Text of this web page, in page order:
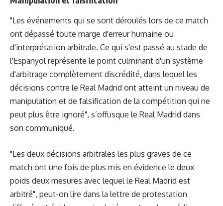
"Les événements qui se sont déroulés lors de ce match
ont dépassé toute marge d'erreur humaine ou
d'interprétation arbitrale. Ce qui s'est passé au stade de
l'Espanyol représente le point culminant d'un système
d'arbitrage complètement discrédité, dans lequel les
décisions contre le Real Madrid ont atteint un niveau de
manipulation et de falsification de la compétition qui ne
peut plus être ignoré", s’offusque le Real Madrid dans
son communiqué.
"Les deux décisions arbitrales les plus graves de ce
match ont une fois de plus mis en évidence le deux
poids deux mesures avec lequel le Real Madrid est
arbitré", peut-on lire dans la lettre de protestation